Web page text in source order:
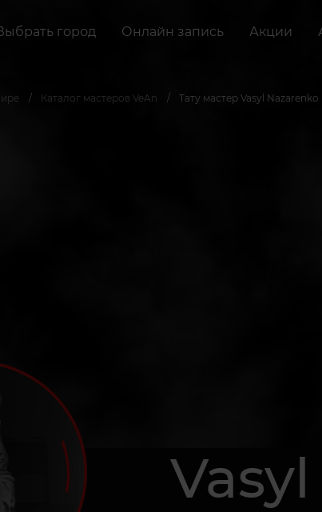
город Онлайн запись Акции
Каталог мастеров VeAn Тату мастер Vasyl Nazarenko